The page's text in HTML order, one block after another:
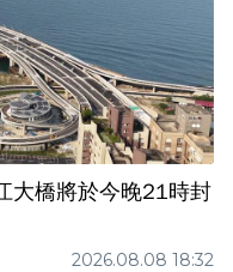
大橋將於今晚21時封
2026.08.08 18:32